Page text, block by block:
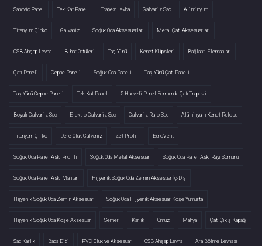
Sandviç Panel Tek Kat Panel Trapez Levha Galvaniz Sac Alüminyum
Titanyum Çinko Galvaniz Soğuk Oda Aksesuarları Metal Çatı Aksesuarları
OSB Ahşap Levha Buhar Örtüleri Taş Yünü Kenet Klipsleri Bağlantı Elemanları
Çatı Paneli Cephe Paneli Soğuk Oda Paneli Taş Yünü Çatı Paneli
Taş Yünü Cephe Paneli Tek Kat Panel 5 Hadveli Panel Formunda Çatı Trapezi
Boyalı Galvaniz Sac Elektro Galvaniz Sac Galvaniz Rulo Sac Alüminyum Kenet Rulosu
Titanyum Çinko Dere Oluk Galvaniz Zet Profili EuroVent
Soğuk Oda Panel Askı Profili Soğuk Oda Metal Aksesuar Soğuk Oda Panel Askı Rayı Somunu
Soğuk Oda Panel Askı Mantarı Hijyenik Soğuk Oda Zemin Aksesuar İç-Dış
Hijyenik Soğuk Oda Zemin Aksesuar Soğuk Oda Hijyenik Aksesuar Köşe Yumurta
Hijyenik Soğuk Oda Köşe Aksesuar Semer Karlık Omuz Mahya Çatı Çıkış Kapağı
Sac Karlık Baca Dibi PVC Oluk ve Aksesuar OSB Ahşap Levha Ara Bölme Levhası